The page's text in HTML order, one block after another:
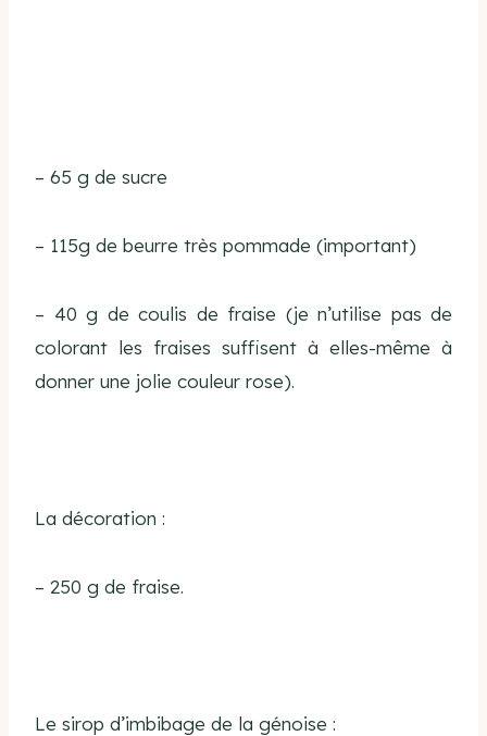
– 65 g de sucre
– 115g de beurre très pommade (important)
– 40 g de coulis de fraise (je n’utilise pas de
colorant les fraises suffisent à elles-même à
donner une jolie couleur rose).
La décoration :
– 250 g de fraise.
Le sirop d’imbibage de la génoise :